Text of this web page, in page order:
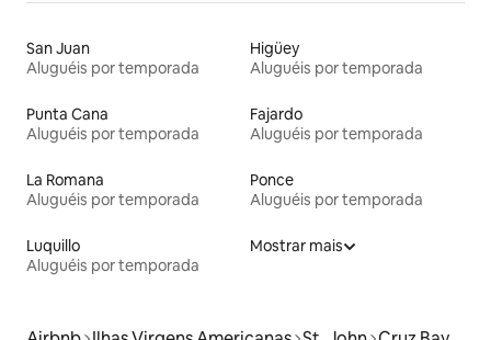
San Juan
Aluguéis por temporada
Higüey
Aluguéis por temporada
Punta Cana
Aluguéis por temporada
Fajardo
Aluguéis por temporada
La Romana
Aluguéis por temporada
Ponce
Aluguéis por temporada
Luquillo
Aluguéis por temporada
Mostrar mais